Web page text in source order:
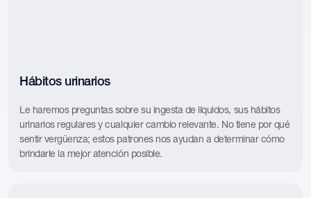
Hábitos urinarios
Le haremos preguntas sobre su ingesta de líquidos, sus hábitos
urinarios regulares y cualquier cambio relevante. No tiene por qué
sentir vergüenza; estos patrones nos ayudan a determinar cómo
brindarle la mejor atención posible.